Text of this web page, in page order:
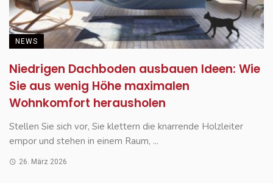
NEWS
Niedrigen Dachboden ausbauen Ideen: Wie
Sie aus wenig Höhe maximalen
Wohnkomfort herausholen
Stellen Sie sich vor, Sie klettern die knarrende Holzleiter
empor und stehen in einem Raum, ...
26. März 2026